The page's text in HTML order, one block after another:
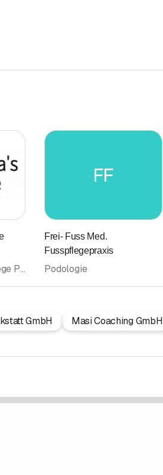
Fusspflege • Fusspflege Pediküre • Fussreflexzonenmassage • Podologie
FF
Frei- Fuss Med.
Fusspflegepraxis
Podologie
GmbH Masi Coaching GmbH